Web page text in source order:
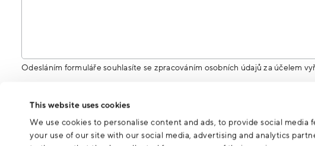
This website uses cookies
We use cookies to personalise content and ads, to provide social
your use of our site with our social media, advertising and analytics
Odesláním formuláře souhlasíte se zpracováním osobních údajů za účelem